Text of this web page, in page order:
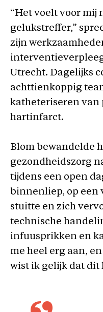
“Het voelt voor mij
gelukstreffer,”
zijn
Utrecht. Dagelijks
achttienkoppig
katheteriseren van
hartinfarct.
Blom bewandelde
gezondheidszorg
tijdens een open
binnenliep, op
stuitte en zich
technische
infuusprikken en
me heel erg aan,
wist ik gelijk dat dit